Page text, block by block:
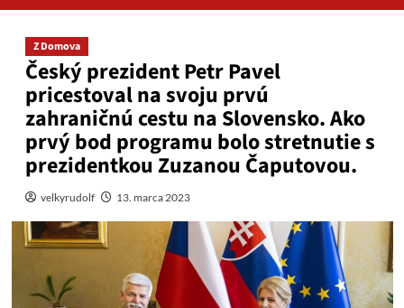
Z Domova
Český prezident Petr Pavel
pricestoval na svoju prvú
zahraničnú cestu na Slovensko. Ako
prvý bod programu bolo stretnutie s
prezidentkou Zuzanou Čaputovou.
velkyrudolf 13. marca 2023